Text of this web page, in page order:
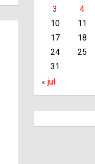
3
4
10
11
17
18
24
25
31
« jul